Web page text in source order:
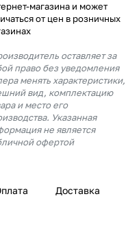
магазина и может
от цен в розничных
оставляет за
право без уведомления
менять характеристики,
вид, комплектацию
и место его
Указанная
не является
офертой
Доставка